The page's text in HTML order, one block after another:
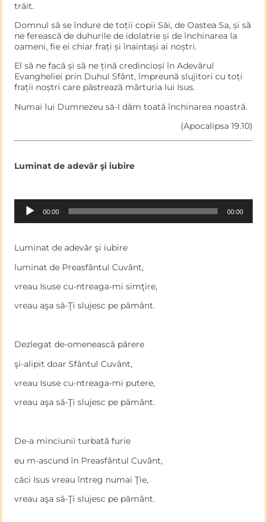
trăit.
Domnul să se îndure de toții copii Săi, de Oastea Sa, și să
ne ferească de duhurile de idolatrie și de închinarea la
oameni, fie ei chiar frați și înaintași ai noștri.
El să ne facă și să ne țină credincioși în Adevărul
Evangheliei prin Duhul Sfânt, împreună slujitori cu toți
frații noștri care păstrează mărturia lui Isus.
Numai lui Dumnezeu să-I dăm toată închinarea noastră.
(Apocalipsa 19.10)
Luminat de adevăr şi iubire
Audio
Player
00:00 00:00
Luminat de adevăr şi iubire
luminat de Preasfântul Cuvânt,
vreau Isuse cu-ntreaga-mi simţire,
vreau aşa să-Ţi slujesc pe pământ.
Dezlegat de-omenească părere
şi-alipit doar Sfântul Cuvânt,
vreau Isuse cu-ntreaga-mi putere,
vreau aşa să-Ţi slujesc pe pământ.
De-a minciunii turbată furie
eu m-ascund în Preasfântul Cuvânt,
căci Isus vreau întreg numai Ţie,
vreau aşa să-Ţi slujesc pe pământ.